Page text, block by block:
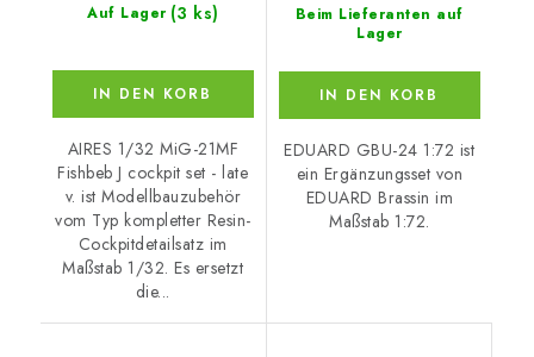
Auf Lager (3 ks)
IN DEN KORB
AIRES 1/32 MiG-21MF
Fishbeb J cockpit set - late
v. ist Modellbauzubehör
vom Typ kompletter Resin-
Cockpitdetailsatz im
Maßstab 1/32. Es ersetzt
die...
Beim Lieferanten auf
Lager
IN DEN KORB
EDUARD GBU-24 1:72 ist
ein Ergänzungsset von
EDUARD Brassin im
Maßstab 1:72.